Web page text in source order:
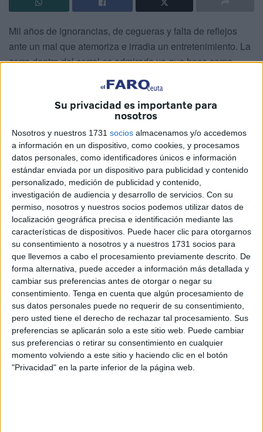
Su privacidad es importante para
nosotros
Nosotros y nuestros 1731 socios almacenamos y/o accedemos
a información en un dispositivo, como cookies, y procesamos
datos personales, como identificadores únicos e información
estándar enviada por un dispositivo para publicidad y contenido
personalizado, medición de publicidad y contenido,
investigación de audiencia y desarrollo de servicios. Con su
permiso, nosotros y nuestros socios podemos utilizar datos de
localización geográfica precisa e identificación mediante las
características de dispositivos. Puede hacer clic para otorgarnos
su consentimiento a nosotros y a nuestros 1731 socios para
que llevemos a cabo el procesamiento previamente descrito. De
forma alternativa, puede acceder a información más detallada y
cambiar sus preferencias antes de otorgar o negar su
consentimiento. Tenga en cuenta que algún procesamiento de
sus datos personales puede no requerir de su consentimiento,
pero usted tiene el derecho de rechazar tal procesamiento. Sus
preferencias se aplicarán solo a este sitio web. Puede cambiar
sus preferencias o retirar su consentimiento en cualquier
momento volviendo a este sitio y haciendo clic en el botón
"Privacidad" en la parte inferior de la página web.
Mil años de ignorancias, de cegueras y falta de reflejos
ante un mal que atemoriza e irradia un entretenimiento. La
zorra dentro del corral es admirada ya que hace como
guardia y no deja que escape ninguna gallina; más eso es
lo que piensa, pero, dentro de la ignorancia, afecta a la
convivencia de todos nuestros hombres y mujeres que
están dando la talla y hacen lo mejor por esta España.
Primero están los alfareros que hacen el trabajo de antaño
que ha moldeado un país donde se puede vivir y luego
encontrarán cobijo los que puedan ser refugiados, dentro
de una madre inteligente, que querrá tener más hijos, pero
con una convicción semejante a nuestras creencias.
Y eso entra dentro de unos patrones, y no por tener odio, ni
ser de otros padres, sino ver cómo se puede estar dentro
de una casa que solo permite dos personas, y no dos
cientos, ya que al final será la guerra por ver quién puede
estar en la cama y quiénes dormirán en el suelo.
¿Cuándo verán con los ojos de analíticos y con ganas de
no ser tontos?
Qué bonito se ve, desde la lejanía, ser un participe de un
mundo tan bueno, que solo basta con tener un poco de